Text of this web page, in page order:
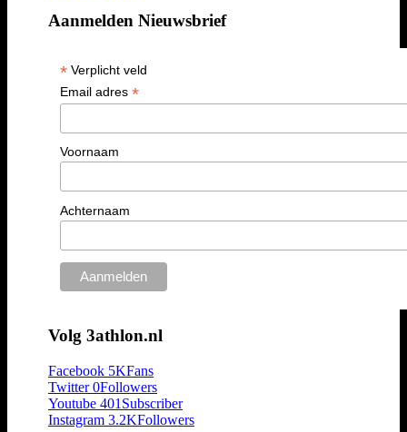
Aanmelden Nieuwsbrief
*Verplicht veld
Email adres *
Voornaam
Achternaam
Volg 3athlon.nl
Facebook 5KFans
Twitter 0Followers
Youtube 401 Subscriber
Instagram 3.2KFollowers